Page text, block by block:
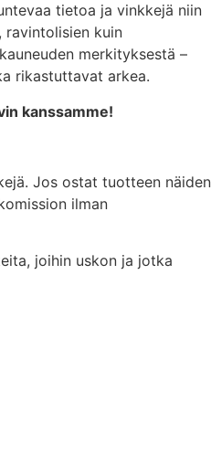
tietoa ja vinkkejä niin
ravintolisien kuin
merkityksestä –
rikastuttavat arkea.
kanssamme!
Jos ostat tuotteen näiden
ilman
joihin uskon ja jotka